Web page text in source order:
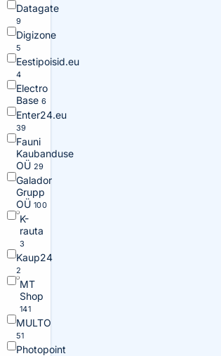
Datagate
9
Digizone
5
Eestipoisid.eu
4
Electro
Base 6
Enter24.eu
39
Fauni
Kaubanduse
OÜ 29
Galador
Grupp
OÜ 100
K-
rauta
3
Kaup24
2
MT
Shop
141
MULTO
51
Photopoint